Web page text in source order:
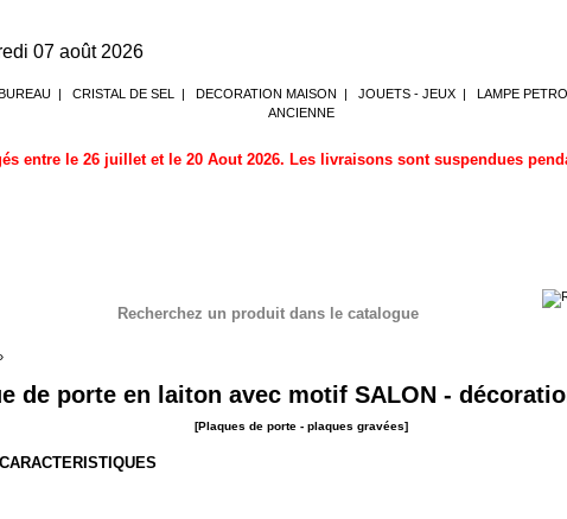
07 août 2026
| CRISTAL DE SEL | DECORATION MAISON | JOUETS - JEUX | LAMPE
ANCIENNE
entre le 26 juillet et le 20 Aout 2026. Les livraisons sont suspendues
Recherchez un produit dans le catalogue
de porte en laiton avec motif SALON -
[Plaques de porte - plaques gravées]